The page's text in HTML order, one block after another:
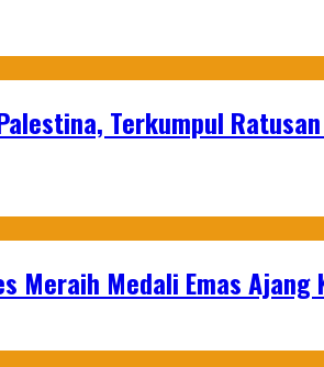
Terkumpul
Meraih Medali Emas